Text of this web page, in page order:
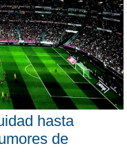
hasta
de